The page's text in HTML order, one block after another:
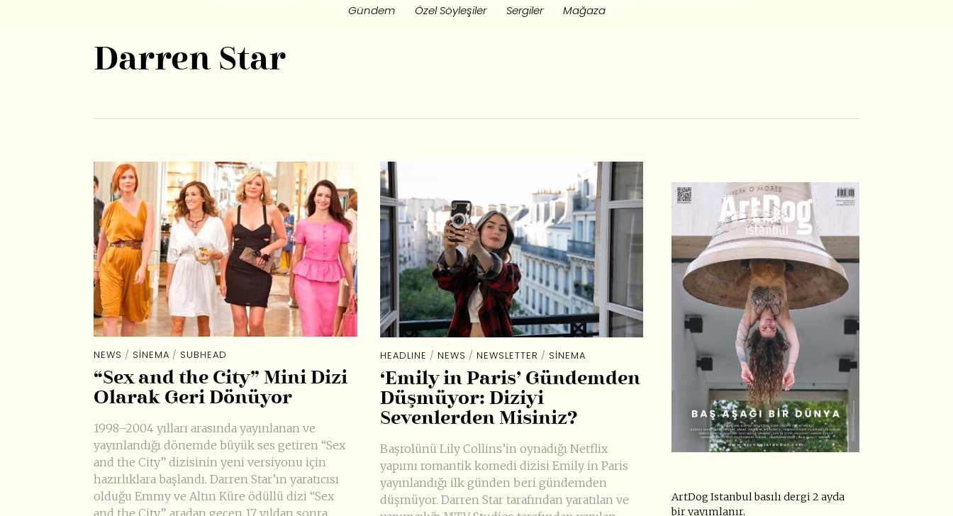
Gündem
Özel Söyleşiler Sergiler Mağaza
Darren Star
NEWS / SINEMA / SUBHEAD
“Sex and the City” Mini Dizi
Olarak Geri Dönüyor
1998–2004 yılları arasında yayınlanan ve
yayınlandığı dönemde büyük ses getiren “Sex
and the City” dizisinin yeni versiyonu için
hazırlıklara başlandı. Darren Star’ın yaratıcısı
olduğu Emmy ve Altın Küre ödüllü dizi “Sex
HEADLINE / NEWS / NEWSLETTER / SINEMA
‘Emily in Paris’ Gündemden
Düşmüyor: Diziyi
Sevenlerden Misiniz?
Başrolünü Lily Collins’in oynadığı Netflix
yapımı romantik komedi dizisi Emily in Paris
yayınlandığı ilk günden beri gündemden
düşmüyor. Darren Star tarafından yaratılan ve
ArtDog Istanbul basılı dergi 2 ayda
bir yayımlanır.